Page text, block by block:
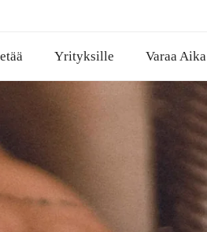
Yrityksille Varaa Aika